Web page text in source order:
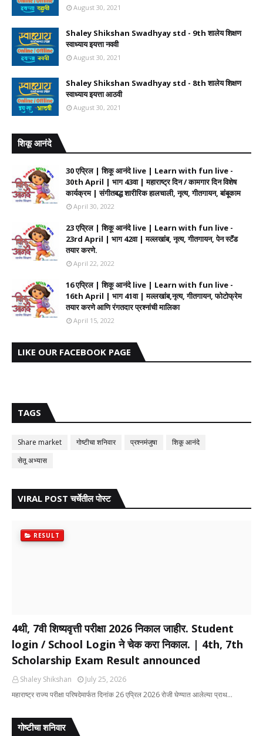
August 30, 2021
Shaley Shikshan Swadhyay std - 9th शालेय शिक्षण
स्वाध्याय इयत्ता नववी
August 30, 2021
Shaley Shikshan Swadhyay std - 8th शालेय शिक्षण
स्वाध्याय इयत्ता आठवी
August 30, 2021
शिकू आनंदे
30 एप्रिल | शिकू आनंदे live | Learn with fun live -
30th April | भाग 43वा | महाराष्ट्र दिन / कामगार दिन विशेष
कार्यक्रम | संगीतबद्ध शारीरिक हालचाली, नृत्य, गीतगायन, बांबूकाम
April 30, 2022
23 एप्रिल | शिकू आनंदे live | Learn with fun live -
23rd April | भाग 42वा | मल्लखांब, नृत्य, गीतगायन, पेन स्टॅंड
तयार करणे.
April 22, 2022
16 एप्रिल | शिकू आनंदे live | Learn with fun live -
16th April | भाग 41वा | मल्लखांब,नृत्य, गीतगायन, फोटोफ्रेम
तयार करणे आणि रंगतदार प्रश्नांची मालिका
April 15, 2022
LIKE OUR FACEBOOK PAGE
TAGS
Share market गोष्टीचा शनिवार प्रश्नमंजुषा
शिकू आनंदे
सेतू अभ्यास
VIRAL POST चर्चेतील पोस्ट
RESULT
4थी, 7वी शिष्यवृत्ती परीक्षा 2026 निकाल जाहीर. Student
login / School Login ने चेक करा निकाल. | 4th, 7th
Scholarship Exam Result announced
Shaley Shikshan
July 25, 2026
महाराष्ट्र राज्य परीक्षा परिषदेमार्फत दिनांक 26 एप्रिल 2026 रोजी घेण्यात आलेल्या प्राथ…
गोष्टीचा शनिवार